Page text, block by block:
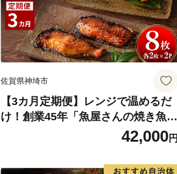
佐賀県神埼市
【3カ月定期便】レンジで温めるだ
け！創業45年「魚屋さんの焼き魚」
塩鮭・銀ダラ各2枚×2袋【魚料理 夕
食 おかず 簡単 手軽 レンチン ふる
さと納税】(H032114)
42,000円